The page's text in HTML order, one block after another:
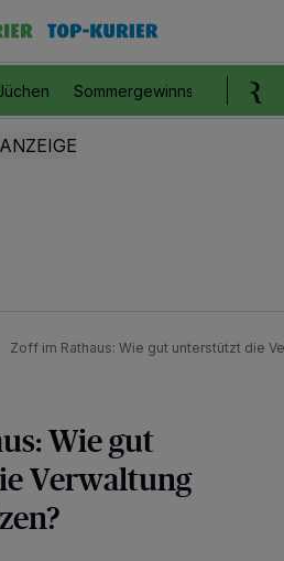
Sommergewinnspiel
Zoff im Rathaus: Wie gut unterstützt die
Wie gut
Verwaltung